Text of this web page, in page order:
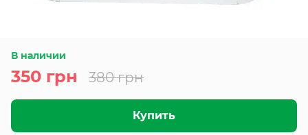
В наличии
350 грн 380 грн
Купить